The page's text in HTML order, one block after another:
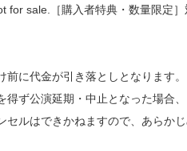
for sale.［購入者特典・数量限定］
に代金が引き落としとなります。
ず公演延期・中止となった場合
ルはできかねますので、あらか